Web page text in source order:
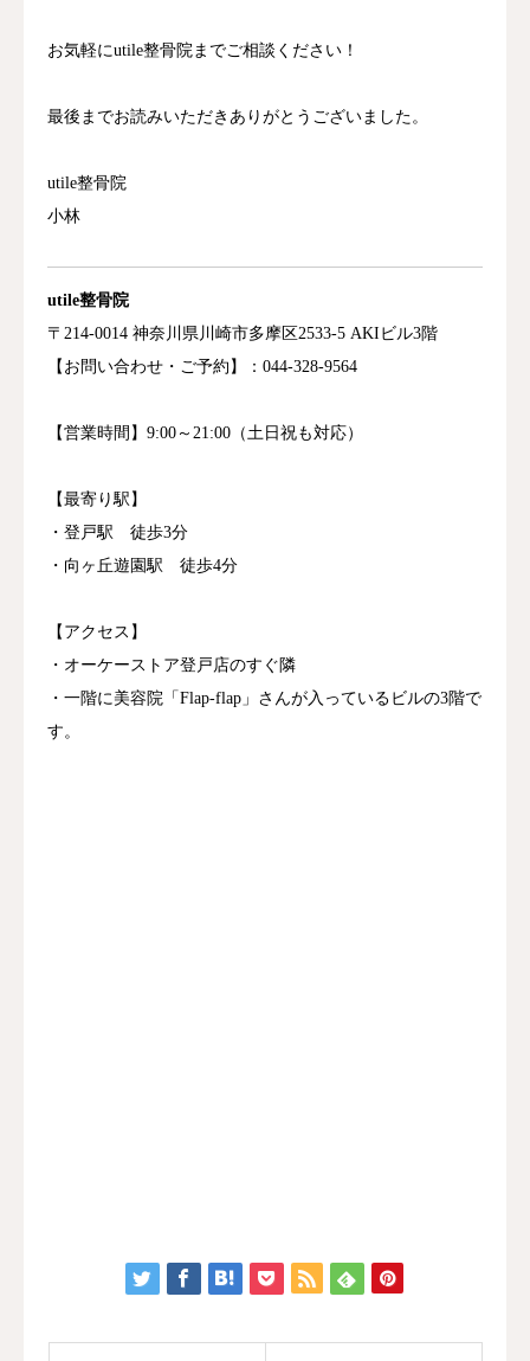
お気軽にutile整骨院 までご相談 ください！
最後までお読みいただきありがとうございました。
utile整骨院
小林
utile整骨院
〒214-0014 神奈川 県 川崎市多摩区2533-5 AKIビル3階
【お 問い合わせ・ ご予約】： 044-328-9564
【営業時間】9:00～ 21:00（ 土日祝も対応）
【最寄り駅】
・登戸駅 徒歩3分
・向ヶ丘遊園駅 徒歩4分
【アクセス】
・オーケーストア登戸店のすぐ隣
・一階に美容院「Flap-flap」さんが入っているビルの3階で
す。